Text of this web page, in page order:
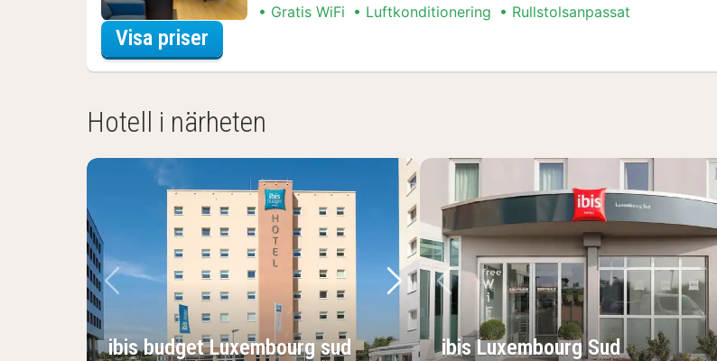
Gratis WiFi
Luftkonditionering Rullstolsanpassat
Visa priser
Hotell i närheten
Föregående bild
Nästa bild
ibis budget Luxembourg sud
Föregående bild
ibis Luxembourg Sud